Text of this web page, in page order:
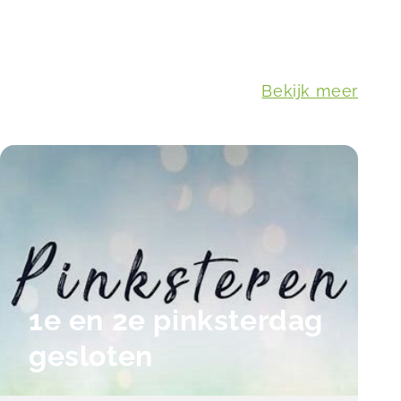
Bekijk meer
1e en 2e pinksterdag
gesloten